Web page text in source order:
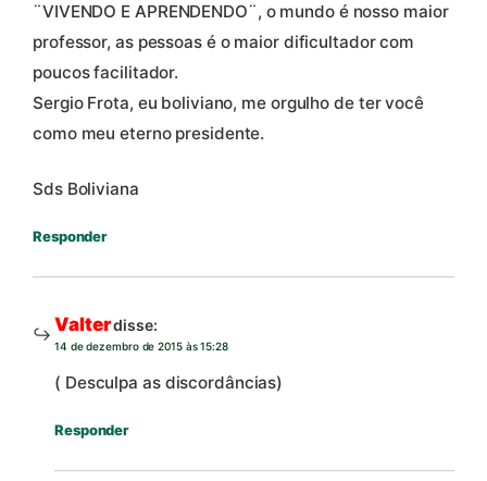
¨VIVENDO E APRENDENDO¨, o mundo é nosso maior
professor, as pessoas é o maior dificultador com
poucos facilitador.
Sergio Frota, eu boliviano, me orgulho de ter você
como meu eterno presidente.
Sds Boliviana
Responder
Valterdisse:
14 de dezembro de 2015 às 15:28
( Desculpa as discordâncias)
Responder